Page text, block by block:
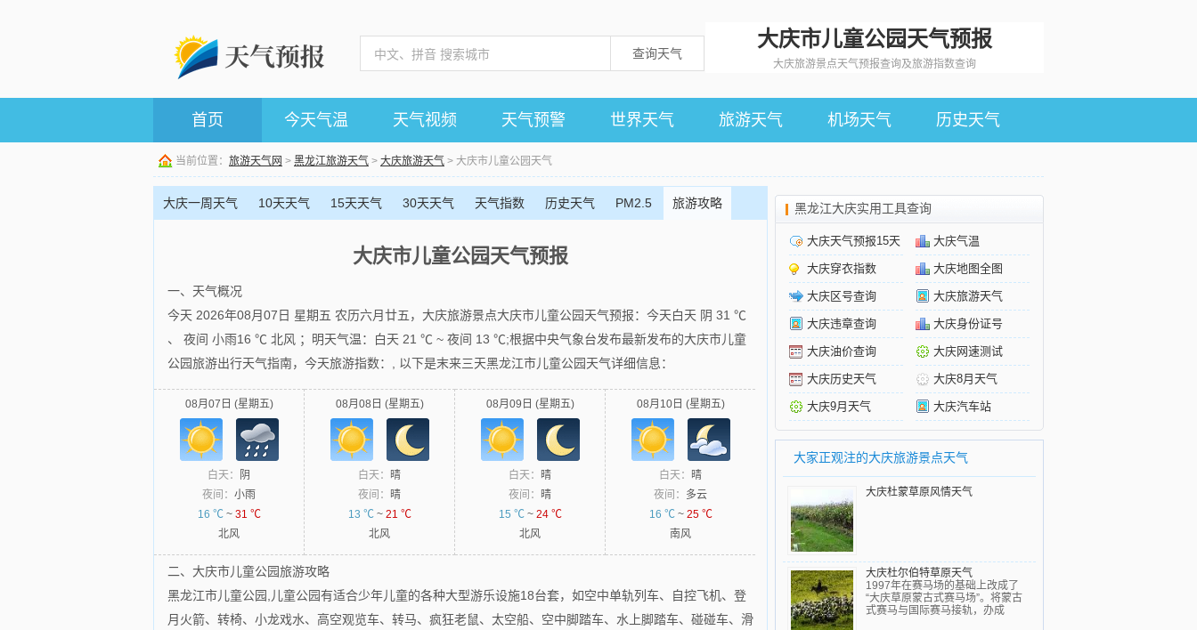
查询天气
大庆市儿童公园天气预报
大庆旅游景点天气预报查询及旅游指数查询
首页 今天气温 天气视频 天气预警 世界天气 旅游天气 机场天气 历史天气
当前位置： 旅游天气网 > 黑龙江旅游天气 > 大庆旅游天气 > 大庆市儿童公园天气
大庆一周天气 10天天气 15天天气 30天天气 天气指数 历史天气 PM2.5 旅游攻略
大庆市儿童公园天气预报
一、天气概况
今天 2026年08月07日 星期五 农历六月廿五，大庆旅游景点大庆市儿童公园天气预报：今天白天 阴 31 ℃
、 夜间 小雨16 ℃ 北风 ；明天气温：白天 21 ℃ ~ 夜间 13 ℃;根据中央气象台发布最新发布的大庆市儿童
公园旅游出行天气指南，今天旅游指数：, 以下是末来三天黑龙江市儿童公园天气详细信息：
08月07日 (星期五)
白天：
阴
夜间： 小雨
16 ℃~ 31 ℃
北风
08月08日 (星期五)
白天： 晴
夜间： 晴
13 ℃~ 21 ℃
北风
08月09日 (星期五)
白天： 晴
夜间： 晴
15 ℃~ 24 ℃
北风
08月10日 (星期五)
白天： 晴
夜间： 多云
16 ℃~ 25 ℃
南风
二、大庆市儿童公园旅游攻略
黑龙江市儿童公园,儿童公园有适合少年儿童的各种大型游乐设施18台套，如空中单轨列车、自控飞机、登
月火箭、转椅、小龙戏水、高空观览车、转马、疯狂老鼠、太空船、空中脚踏车、水上脚踏车、碰碰车、滑
黑龙江大庆实用工具查询
大庆天气预报15天 大庆气温
大庆穿衣指数 大庆地图全图
大庆区号查询 大庆旅游天气
大庆违章查询 大庆身份证号
大庆油价查询 大庆网速测试
大庆历史天气 大庆8月天气
大庆9月天气 大庆汽车站
大家正观注的大庆旅游景点天气
大庆杜蒙草原风情天气
大庆杜尔伯特草原天气
1997年在赛马场的基础上改成了
“大庆草原蒙古式赛马场”。将蒙古
式赛马与国际赛马接轨，办成